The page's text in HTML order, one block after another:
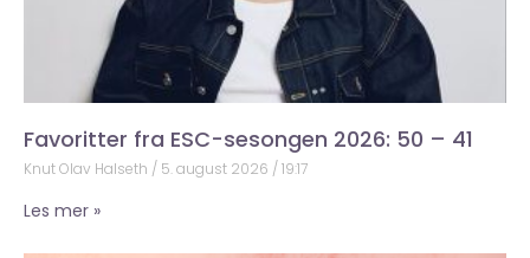
Favoritter fra ESC-sesongen 2026: 50 – 41
Knut Olav Halseth 5. august 2026 19:17
Les mer »